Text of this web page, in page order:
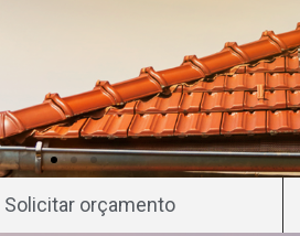
Solicitar orçamento